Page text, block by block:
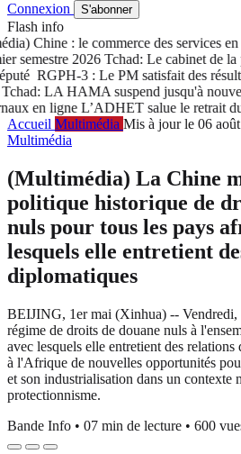
Connexion
S'abonner
Flash info
Chine : le commerce des services en
semestre 2026Tchad: Le cabinet de la
RGPH-3 : Le PM satisfait des
LA HAMA suspend jusqu'à nouvel
en ligneL’ADHET salue le retrait du
Accueil Multimédia Mis à jour le 06
Multimédia
(Multimédia) La Chine
politique historique de
nuls pour tous les pays
lesquels elle entretient
diplomatiques
BEIJING, 1er mai (Xinhua) -- Vendredi,
régime de droits de douane nuls à
avec lesquels elle entretient des
à l'Afrique de nouvelles opportunités
et son industrialisation dans un contexte
protectionnisme.
Bande Info • 07 min de lecture • 600